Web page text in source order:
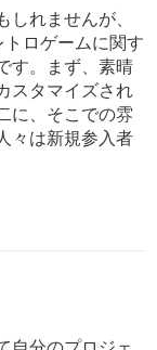
れませんが、
トロゲームに関す
す。まず、素晴
スタマイズされ
に、そこでの雰
々は新規参入者